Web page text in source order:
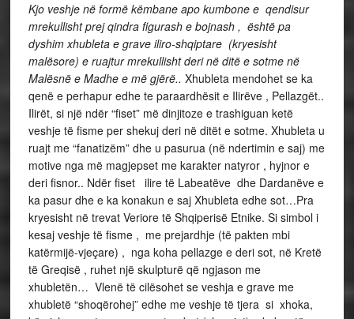
Kjo veshje në formë këmbane apo kumbone e qendisur
mrekullisht prej qindra figurash e bojnash , është pa
dyshim xhubleta e grave iliro-shqiptare (kryesisht
malësore) e ruajtur mrekullisht deri në ditë e sotme në
Malësnë e Madhe e më gjërë.. Xhubleta mendohet se ka
qenë e perhapur edhe te paraardhësit e Ilirëve , Pellazgët..
Ilirët, si një ndër “fiset” më dinjitoze e trashiguan ketë
veshje të fisme per shekuj deri në ditët e sotme. Xhubleta u
ruajt me “fanatizëm” dhe u pasurua (në ndertimin e saj) me
motive nga më magjepset me karakter natyror , hyjnor e
deri fisnor.. Ndër fiset ilire të Labeatëve dhe Dardanëve e
ka pasur dhe e ka konakun e saj Xhubleta edhe sot…Pra
kryesisht në trevat Veriore të Shqiperisë Etnike. Si simbol i
kesaj veshje të fisme , me prejardhje (të pakten mbi
katërmijë-vjeçare) , nga koha pellazge e deri sot, në Kretë
të Greqisë , ruhet një skulpturë që ngjason me
xhubletën… Vlenë të cilësohet se veshja e grave me
xhubletë “shoqërohej” edhe me veshje të tjera si xhoka,